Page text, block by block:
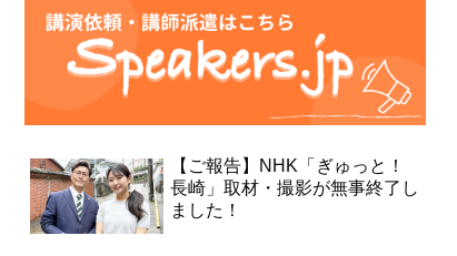
【ご報告】NHK「ぎゅっと！
長崎」取材・撮影が無事終了し
ました！